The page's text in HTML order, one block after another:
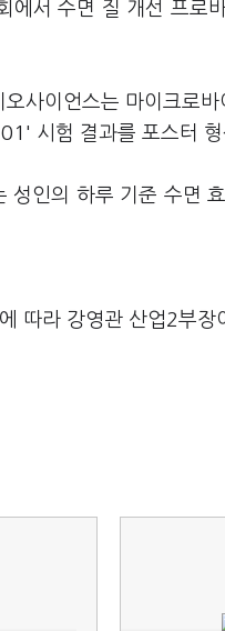
에서 수면 질 개선 프로
사이언스는 마이크로
시험 결과를 포스터 형
성인의 하루 기준 수면
따라 강영관 산업2부장